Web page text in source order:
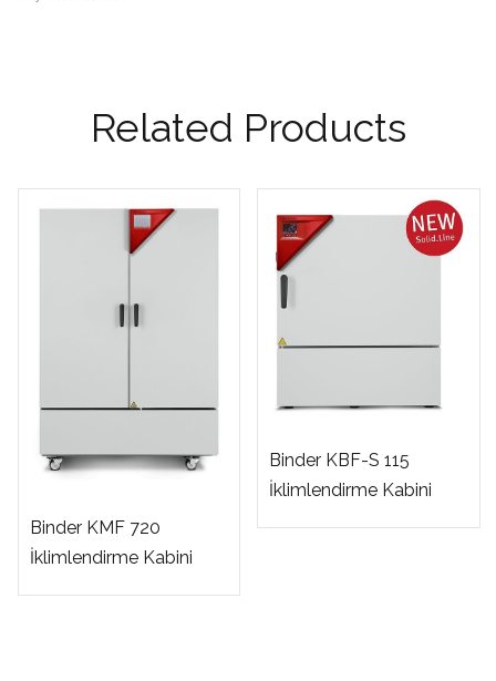
Related Products
Binder KMF 720
İklimlendirme Kabini
Binder KBF-S 115
İklimlendirme Kabini